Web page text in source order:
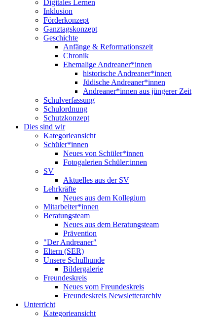
Digitales Lernen
Inklusion
Förderkonzept
Ganztagskonzept
Geschichte
Anfänge & Reformationszeit
Chronik
Ehemalige Andreaner*innen
historische Andreaner*innen
Jüdische Andreaner*innen
Andreaner*innen aus jüngerer Zeit
Schulverfassung
Schulordnung
Schutzkonzept
Dies sind wir
Kategorieansicht
Schüler*innen
Neues von Schüler*innen
Fotogalerien Schüler:innen
SV
Aktuelles aus der SV
Lehrkräfte
Neues aus dem Kollegium
Mitarbeiter*innen
Beratungsteam
Neues aus dem Beratungsteam
Prävention
"Der Andreaner"
Eltern (SER)
Unsere Schulhunde
Bildergalerie
Freundeskreis
Neues vom Freundeskreis
Freundeskreis Newsletterarchiv
Unterricht
Kategorieansicht